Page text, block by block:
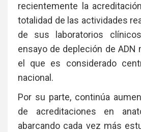
recientemente la
totalidad de las actividades
de sus laboratorios
ensayo de depleción de ADN
el que es considerado
nacional.
Por su parte, continúa
de acreditaciones en
abarcando cada vez más